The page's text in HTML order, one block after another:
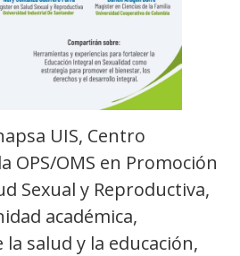
UIS, Centro
OPS/OMS en Promoción
Sexual y Reproductiva,
académica,
salud y la educación,